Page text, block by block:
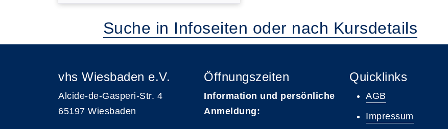
Suche in Infoseiten oder nach Kursdetails
vhs Wiesbaden e.V.
Alcide-de-Gasperi-Str. 4
65197 Wiesbaden
Öffnungszeiten
Information und persönliche
Anmeldung:
Quicklinks
AGB
Impressum